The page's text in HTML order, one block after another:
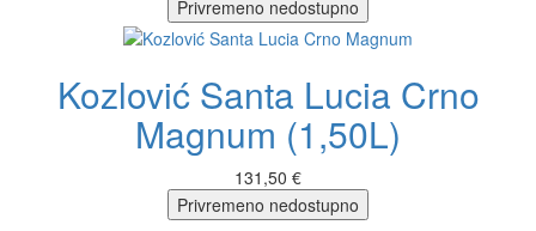
Privremeno nedostupno
Kozlović Santa Lucia Crno
Magnum (1,50L)
131,50 €
Privremeno nedostupno